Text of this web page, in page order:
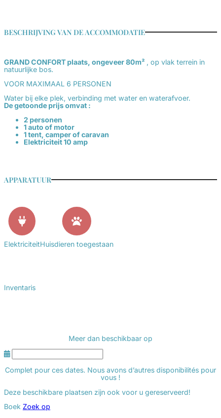
BESCHRIJVING VAN DE ACCOMMODATIE
GRAND CONFORT plaats, ongeveer 80m² , op vlak terrein in
natuurlijke bos.
VOOR MAXIMAAL 6 PERSONEN
Water bij elke plek, verbinding met water en waterafvoer.
De getoonde prijs omvat :
2 personen
1 auto of motor
1 tent, camper of caravan
Elektriciteit 10 amp
APPARATUUR
ElektriciteitHuisdieren toegestaan
Inventaris
Meer dan beschikbaar op
Complet pour ces dates. Nous avons d’autres disponibilités pour
vous !
Deze beschikbare plaatsen zijn ook voor u gereserveerd!
Boek Zoek op